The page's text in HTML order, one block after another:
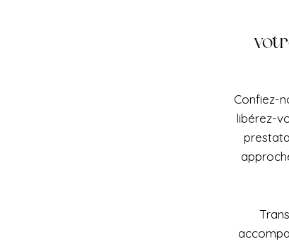
Confiez-
libérez-